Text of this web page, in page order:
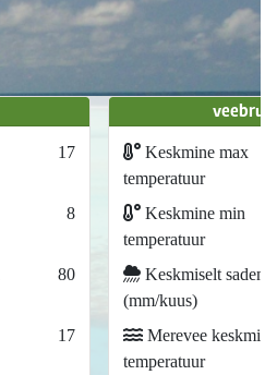
17
8
80
17
Keskmine max
temperatuur
Keskmine min
temperatuur
Keskmiselt
(mm/kuus)
Merevee keskmine
temperatuur